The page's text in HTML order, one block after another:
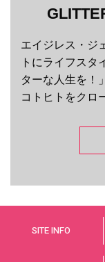
エイジレス・ジ
トにライフスタ
ターな人生を！
コトヒトをクロ
SITE INFO